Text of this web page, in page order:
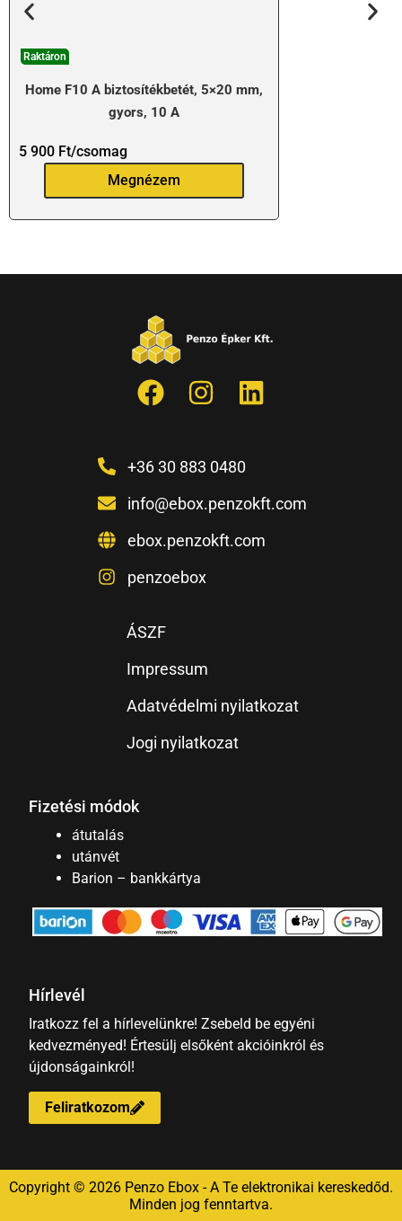
Raktáron
Home F10 A biztosítékbetét, 5×20 mm,
gyors, 10 A
5 900 Ft/csomag
Megnézem
+36 30 883 0480
info@ebox.penzokft.com
ebox.penzokft.com
penzoebox
ÁSZF
Impressum
Adatvédelmi nyilatkozat
Jogi nyilatkozat
Fizetési módok
átutalás
utánvét
Barion – bankkártya
Hírlevél
Iratkozz fel a hírlevelünkre! Zsebeld be egyéni
kedvezményed! Értesülj elsőként akcióinkról és
újdonságainkról!
Feliratkozom
Copyright © 2026 Penzo Ebox - A Te elektronikai kereskedőd.
Minden jog fenntartva.